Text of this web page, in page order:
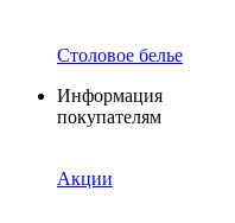
Столовое белье
Информация
покупателям
Акции